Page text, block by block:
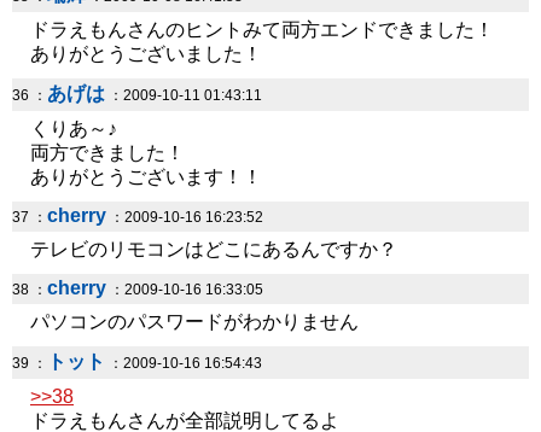
ドラえもんさんのヒントみて両方エンドできました！
ありがとうございました！
36 ： あげは ：2009-10-11 01:43:11
くりあ～♪
両方できました！
ありがとうございます！！
37 ： cherry ：2009-10-16 16:23:52
テレビのリモコンはどこにあるんですか？
38 ： cherry ：2009-10-16 16:33:05
パソコンのパスワードがわかりません
39 ： トット ：2009-10-16 16:54:43
>>38
ドラえもんさんが全部説明してるよ